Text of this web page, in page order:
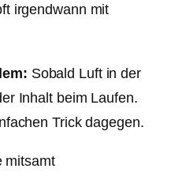
irgendwann mit
Sobald Luft in der
Inhalt beim Laufen.
Trick dagegen.
mitsamt